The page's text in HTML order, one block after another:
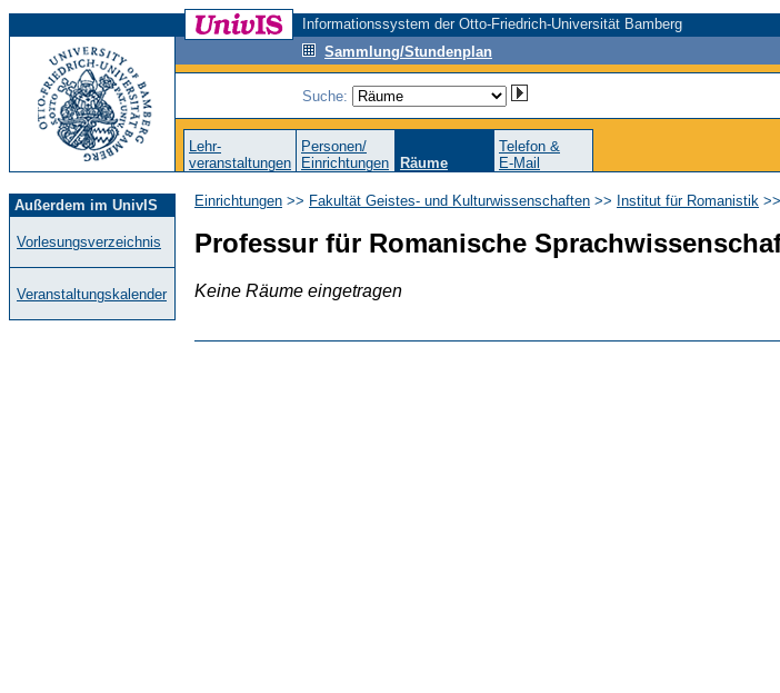
Informationssystem der Otto-Friedrich-Universität Bamberg
Sammlung/Stundenplan
Suche:
Lehr-
veranstaltungen
Personen/
Einrichtungen
Räume
Telefon &
E-Mail
Außerdem im UnivIS
Vorlesungsverzeichnis
Veranstaltungskalender
Einrichtungen >> Fakultät Geistes- und Kulturwissenschaften >> Institut für Romanistik >>
Professur für Romanische
Keine Räume eingetragen